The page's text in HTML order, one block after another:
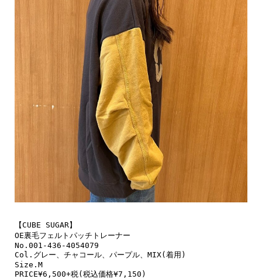
【CUBE SUGAR】
OE裏毛フェルトパッチトレーナー
No.001-436-4054079
Col.グレー、チャコール、パープル、MIX(着用)
Size.M
PRICE¥6,500+税(税込価格¥7,150)